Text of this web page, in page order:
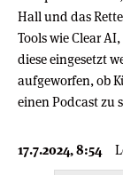
Hall und das
Tools wie Clear
diese eingesetzt
aufgeworfen, ob
einen Podcast zu
17.7.2024, 8:54